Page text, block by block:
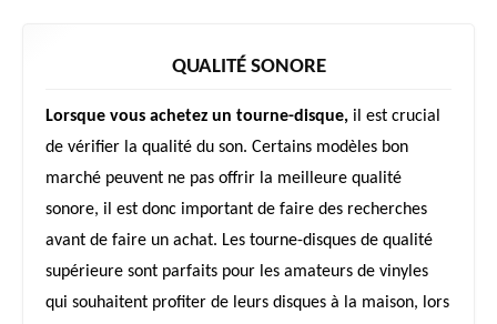
QUALITÉ SONORE
Lorsque vous achetez un tourne-disque, il est crucial
de vérifier la qualité du son. Certains modèles bon
marché peuvent ne pas offrir la meilleure qualité
sonore, il est donc important de faire des recherches
avant de faire un achat. Les tourne-disques de qualité
supérieure sont parfaits pour les amateurs de vinyles
qui souhaitent profiter de leurs disques à la maison, lors